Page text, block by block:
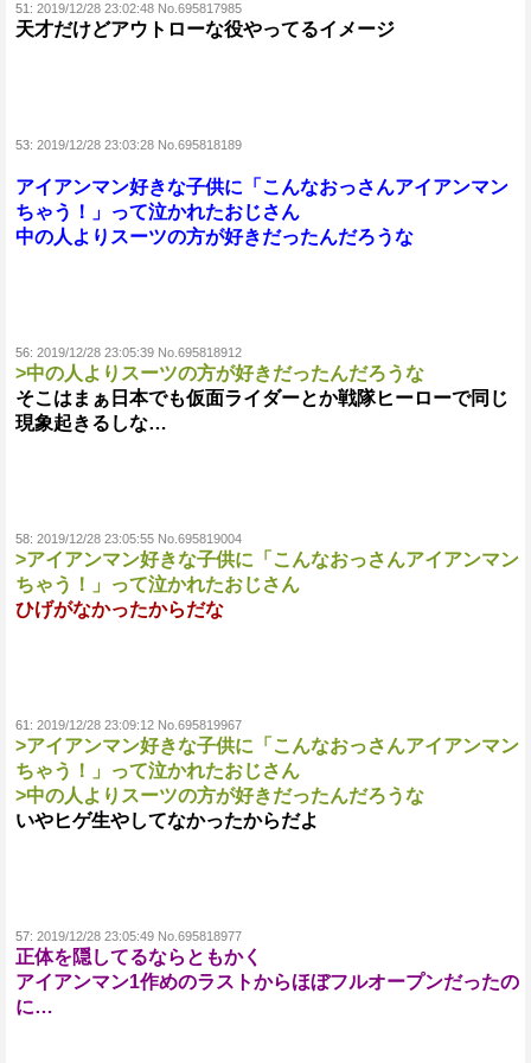
51: 2019/12/28 23:02:48 No.695817985
天才だけどアウトローな役やってるイメージ
53: 2019/12/28 23:03:28 No.695818189
アイアンマン好きな子供に「こんなおっさんアイアンマン
ちゃう！」って泣かれたおじさん
中の人よりスーツの方が好きだったんだろうな
56: 2019/12/28 23:05:39 No.695818912
>中の人よりスーツの方が好きだったんだろうな
そこはまぁ日本でも仮面ライダーとか戦隊ヒーローで同じ
現象起きるしな…
58: 2019/12/28 23:05:55 No.695819004
>アイアンマン好きな子供に「こんなおっさんアイアンマン
ちゃう！」って泣かれたおじさん
ひげがなかったからだな
61: 2019/12/28 23:09:12 No.695819967
>アイアンマン好きな子供に「こんなおっさんアイアンマン
ちゃう！」って泣かれたおじさん
>中の人よりスーツの方が好きだったんだろうな
いやヒゲ生やしてなかったからだよ
57: 2019/12/28 23:05:49 No.695818977
正体を隠してるならともかく
アイアンマン1作めのラストからほぼフルオープンだったの
に…